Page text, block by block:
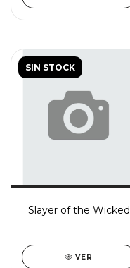
SIN STOCK
Slayer of the Wicked
VER